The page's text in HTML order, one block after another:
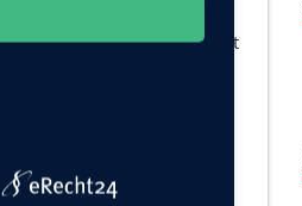
Sozialzentrum des
Kind-Bindung. Es folgt
sind Schwangere,
des